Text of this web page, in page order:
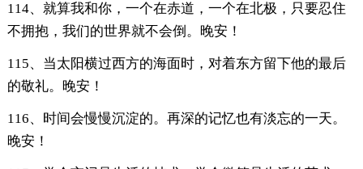
114、就算我和你，一个在赤道，一个在北极，只要忍住
不拥抱，我们的世界就不会倒。晚安！
115、当太阳横过西方的海面时，对着东方留下他的最后
的敬礼。晚安！
116、时间会慢慢沉淀的。再深的记忆也有淡忘的一天。
晚安！